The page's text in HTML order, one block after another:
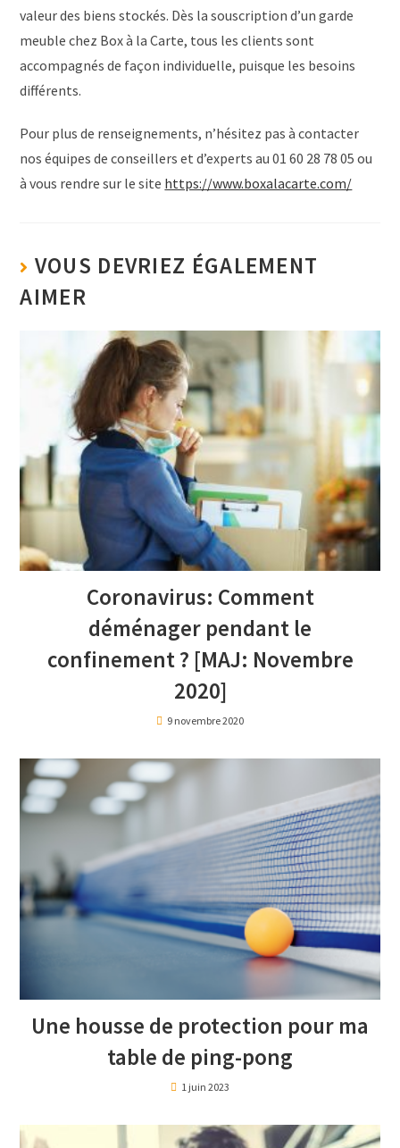
valeur des biens stockés. Dès la souscription d’un garde
meuble chez Box à la Carte, tous les clients sont
accompagnés de façon individuelle, puisque les besoins
différents.
Pour plus de renseignements, n’hésitez pas à contacter
nos équipes de conseillers et d’experts au 01 60 28 78 05 ou
à vous rendre sur le site https://www.boxalacarte.com/
VOUS DEVRIEZ ÉGALEMENT
AIMER
Coronavirus: Comment
déménager pendant le
confinement ? [MAJ: Novembre
2020]
9 novembre 2020
Une housse de protection pour ma
table de ping-pong
1 juin 2023